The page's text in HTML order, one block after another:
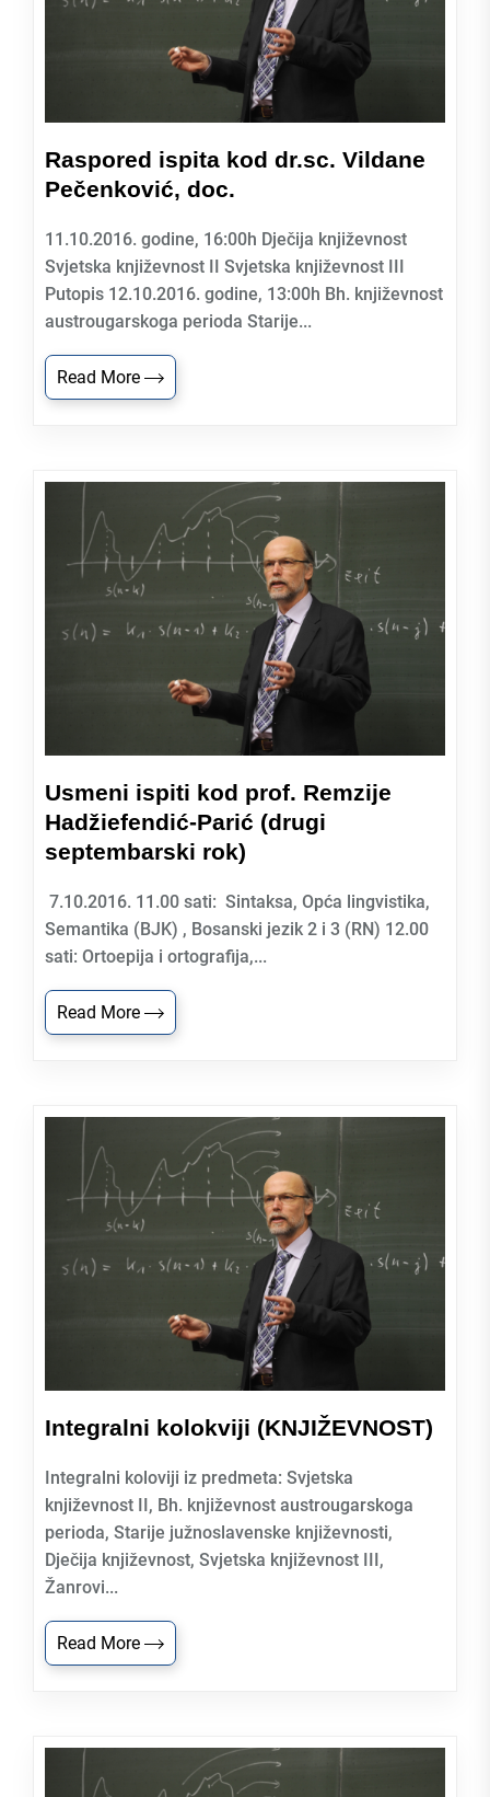
Raspored ispita kod dr.sc. Vildane
Pečenković, doc.
11.10.2016. godine, 16:00h Dječija književnost
Svjetska književnost II Svjetska književnost III
Putopis 12.10.2016. godine, 13:00h Bh. književnost
austrougarskoga perioda Starije...
Read More
Usmeni ispiti kod prof. Remzije
Hadžiefendić-Parić (drugi
septembarski rok)
7.10.2016. 11.00 sati: Sintaksa, Opća lingvistika,
Semantika (BJK) , Bosanski jezik 2 i 3 (RN) 12.00
sati: Ortoepija i ortografija,...
Read More
Integralni kolokviji (KNJIŽEVNOST)
Integralni koloviji iz predmeta: Svjetska
književnost II, Bh. književnost austrougarskoga
perioda, Starije južnoslavenske književnosti,
Dječija književnost, Svjetska književnost III,
Žanrovi...
Read More